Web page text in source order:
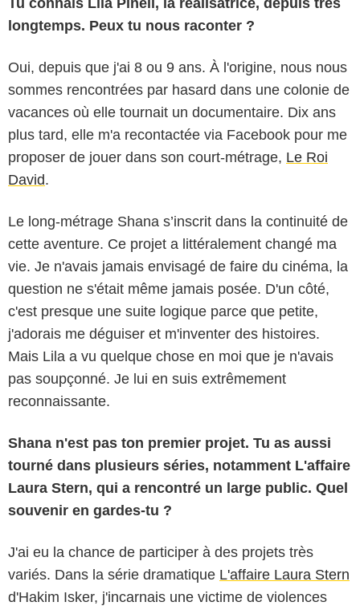
longtemps. Peux tu nous raconter ?
Oui, depuis que j'ai 8 ou 9 ans. À l'origine, nous nous
sommes rencontrées par hasard dans une colonie de
vacances où elle tournait un documentaire. Dix ans
plus tard, elle m'a recontactée via Facebook pour me
proposer de jouer dans son court-métrage, Le Roi
David.
Le long-métrage Shana s’inscrit dans la continuité de
cette aventure. Ce projet a littéralement changé ma
vie. Je n'avais jamais envisagé de faire du cinéma, la
question ne s'était même jamais posée. D'un côté,
c'est presque une suite logique parce que petite,
j'adorais me déguiser et m'inventer des histoires.
Mais Lila a vu quelque chose en moi que je n'avais
pas soupçonné. Je lui en suis extrêmement
reconnaissante.
Shana n'est pas ton premier projet. Tu as aussi
tourné dans plusieurs séries, notamment L'affaire
Laura Stern, qui a rencontré un large public. Quel
souvenir en gardes-tu ?
J'ai eu la chance de participer à des projets très
variés. Dans la série dramatique L'affaire Laura Stern
d'Hakim Isker, j'incarnais une victime de violences